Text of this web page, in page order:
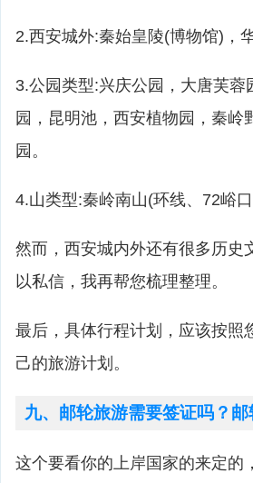
2.西安城外:秦始皇陵(博物馆)，
3.公园类型:兴庆公园，大唐芙
园，昆明池，西安植物园，秦
园。
4.山类型:秦岭南山(环线、72峪
然而，西安城内外还有很多历史
以私信，我再帮您梳理整理。
最后，具体行程计划，应该按照
己的旅游计划。
九、邮轮旅游需要签证吗？
这个要看你的上岸国家的来定的